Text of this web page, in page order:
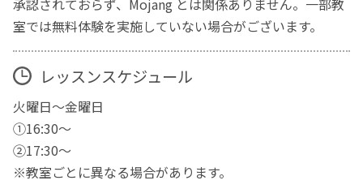
室では無料体験を実施していない場合がございます。
レッスンスケジュール
火曜日～金曜日
①16:30～
②17:30～
※教室ごとに異なる場合があります。